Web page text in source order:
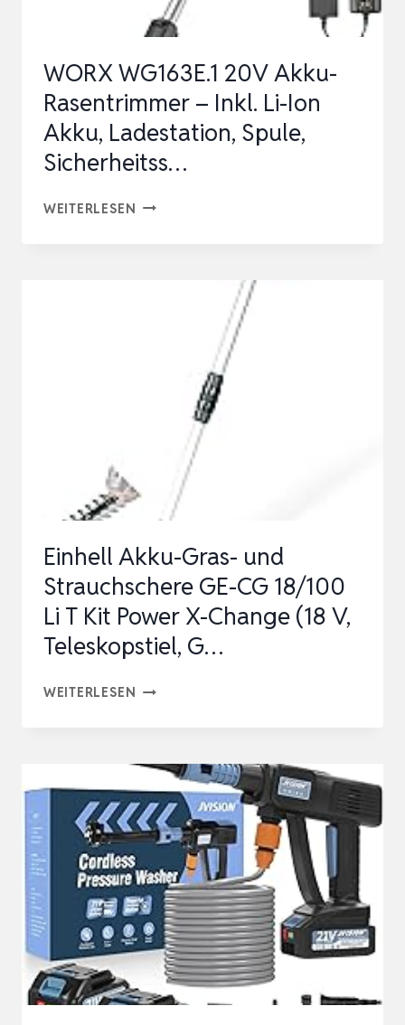
SET
VERLÄNGERU…
WORX WG163E.1 20V Akku-
Rasentrimmer –​​ Inkl. Li-Ion
Akku, Ladestation, Spule,
Sicherheitss…
WEITERLESEN WORX
RASENTRIMMER
LADESTATION,
SPULE,
Einhell Akku-Gras- und
Strauchschere GE-CG 18/100
Li T Kit Power X-Change (18 V,
Teleskopstiel, G…
WEITERLESEN EINHELL
UND
STRAUCHSCHERE
GE-
CG
18/100
LI
T
KIT
POWER